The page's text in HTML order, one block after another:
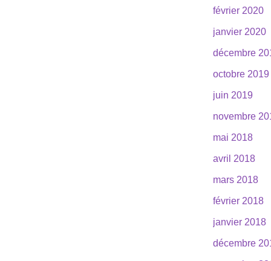
février 2020
janvier 2020
décembre
octobre 2019
juin 2019
novembre
mai 2018
avril 2018
mars 2018
février 2018
janvier 2018
décembre